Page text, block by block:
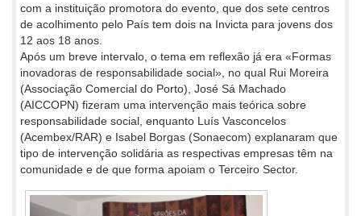
com a instituição promotora do evento, que dos sete centros
de acolhimento pelo País tem dois na Invicta para jovens dos
12 aos 18 anos.
Após um breve intervalo, o tema em reflexão já era «Formas
inovadoras de responsabilidade social», no qual Rui Moreira
(Associação Comercial do Porto), José Sá Machado
(AICCOPN) fizeram uma intervenção mais teórica sobre
responsabilidade social, enquanto Luís Vasconcelos
(Acembex/RAR) e Isabel Borgas (Sonaecom) explanaram que
tipo de intervenção solidária as respectivas empresas têm na
comunidade e de que forma apoiam o Terceiro Sector.